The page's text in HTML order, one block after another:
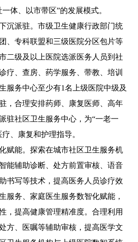
体、以市带区”的发展模式。
派驻。市级卫生健康行政部门统
、专科联盟和三级医院分区包片等
二级及以上医院选派医务人员到社
疗、查房、药学服务、带教、培训
服务中心至少有1名上级医院中级及
，合理安排药师、康复医师、高年
驻社区卫生服务中心，为“一老一
、康复和护理指导。
能。探索在城市社区卫生服务机
能辅助诊断、处方前置审核、语音
书写等技术，提高医务人员诊疗效
服务、家庭医生服务数智化赋能，
，提高健康管理精准度。合理利用
方、医嘱等辅助审核，提高医学文